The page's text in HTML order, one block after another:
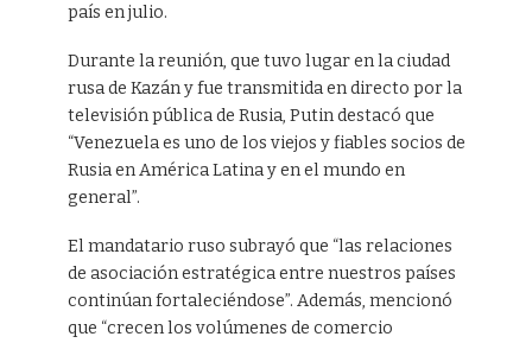
país en julio.
Durante la reunión, que tuvo lugar en la ciudad
rusa de Kazán y fue transmitida en directo por la
televisión pública de Rusia, Putin destacó que
“Venezuela es uno de los viejos y fiables socios de
Rusia en América Latina y en el mundo en
general”.
El mandatario ruso subrayó que “las relaciones
de asociación estratégica entre nuestros países
continúan fortaleciéndose”. Además, mencionó
que “crecen los volúmenes de comercio